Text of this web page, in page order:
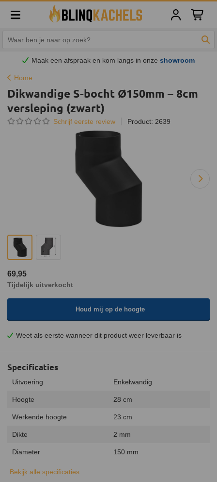
Maak een afspraak en kom langs in onzeshowroom
Home
Dikwandige S-bocht Ø150mm – 8cm
versleping (zwart)
Schrijf eerste review Product: 2639
69,95
Tijdelijk uitverkocht
Houd mij op de hoogte
Weet als eerste wanneer dit product weer leverbaar is
Specificaties
Uitvoering Enkelwandig
Hoogte 28 cm
Werkende hoogte 23 cm
Dikte 2 mm
Diameter 150 mm
Classificatietemperatuur
Bekijk alle specificaties